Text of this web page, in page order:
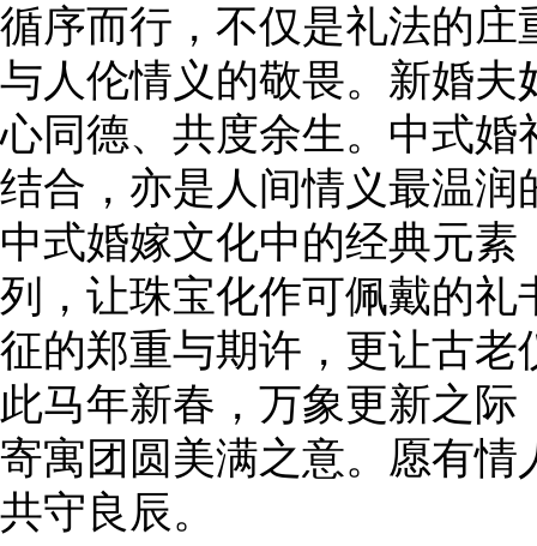
循序而行，不仅是礼法的
与人伦情义的敬畏。新婚
心同德、共度余生。中式
结合，亦是人间情义最温
中式婚嫁文化中的经典元
列，让珠宝化作可佩戴的
征的郑重与期许，更让古
此马年新春，万象更新之
寄寓团圆美满之意。愿有
共守良辰。